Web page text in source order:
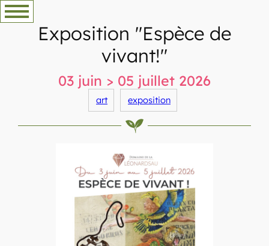
Aller
au
Exposition "Espèce de
vivant!"
03 juin > 05 juillet 2026
art exposition